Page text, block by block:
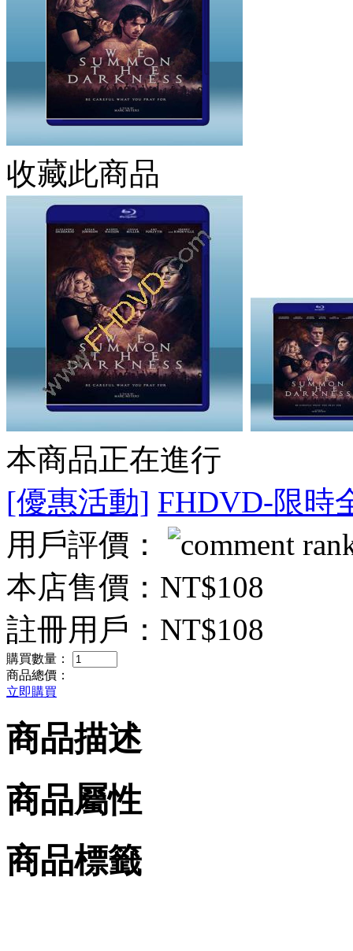
收藏此商品
本商品正在進行
[優惠活動] FHDVD-限時
用戶評價：
本店售價： NT$108
註冊用戶： NT$108
購買數量：
商品總價：
立即購買
商品描述
商品屬性
商品標籤